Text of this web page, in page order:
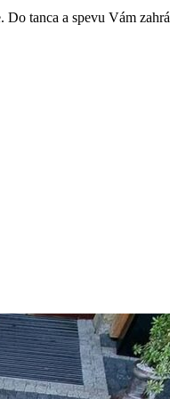
tanca a spevu Vám zahrá